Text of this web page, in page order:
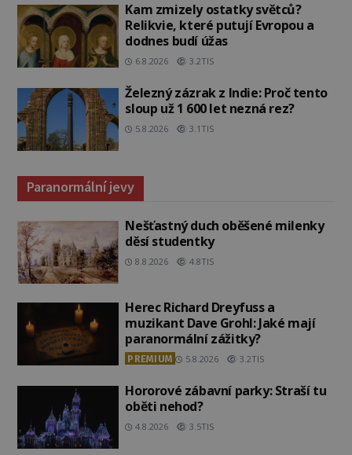
Kam zmizely ostatky světců?
Relikvie, které putují Evropou a
dodnes budí úžas
6.8.2026 3.2TIS
Železný zázrak z Indie: Proč tento
sloup už 1 600 let nezná rez?
5.8.2026 3.1TIS
Paranormální jevy
Nešťastný duch oběšené milenky
děsí studentky
8.8.2026 4.8TIS
Herec Richard Dreyfuss a
muzikant Dave Grohl: Jaké mají
paranormální zážitky?
PREMIUM 5.8.2026 3.2TIS
Hororové zábavní parky: Straší tu
oběti nehod?
4.8.2026 3.5TIS